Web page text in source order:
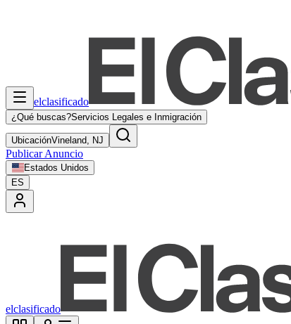
elclasificado
¿Qué buscas?Servicios Legales e Inmigración
UbicaciónVineland, NJ
Publicar Anuncio
Estados Unidos
ES
elclasificado